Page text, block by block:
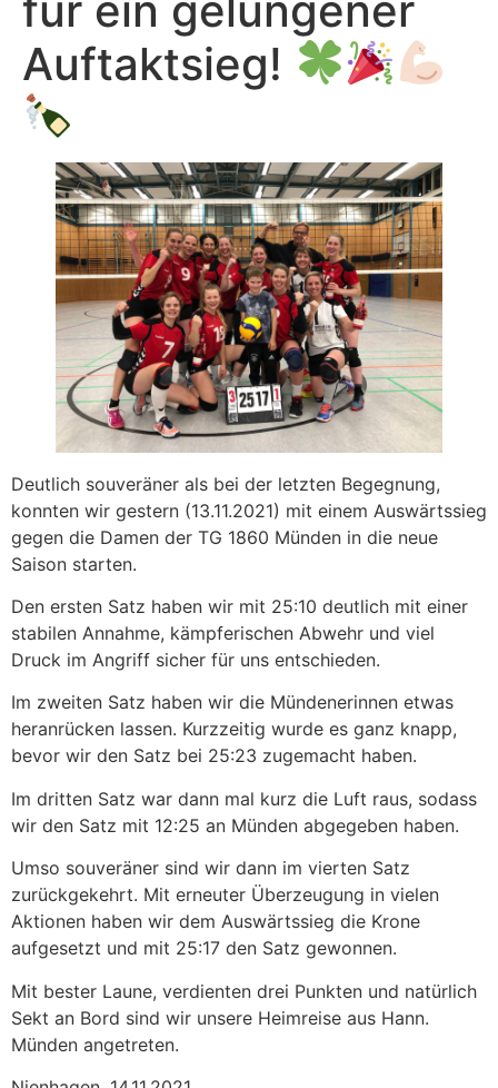
Auftaktsieg!
Deutlich souveräner als bei der letzten Begegnung,
konnten wir gestern (13.11.2021) mit einem Auswärtssieg
gegen die Damen der TG 1860 Münden in die neue
Saison starten.
Den ersten Satz haben wir mit 25:10 deutlich mit einer
stabilen Annahme, kämpferischen Abwehr und viel
Druck im Angriff sicher für uns entschieden.
Im zweiten Satz haben wir die Mündenerinnen etwas
heranrücken lassen. Kurzzeitig wurde es ganz knapp,
bevor wir den Satz bei 25:23 zugemacht haben.
Im dritten Satz war dann mal kurz die Luft raus, sodass
wir den Satz mit 12:25 an Münden abgegeben haben.
Umso souveräner sind wir dann im vierten Satz
zurückgekehrt. Mit erneuter Überzeugung in vielen
Aktionen haben wir dem Auswärtssieg die Krone
aufgesetzt und mit 25:17 den Satz gewonnen.
Mit bester Laune, verdienten drei Punkten und natürlich
Sekt an Bord sind wir unsere Heimreise aus Hann.
Münden angetreten.